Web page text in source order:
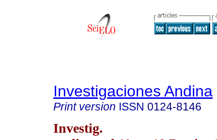
Investigaciones Andina
Print version ISSN 0124-8146
Investig.